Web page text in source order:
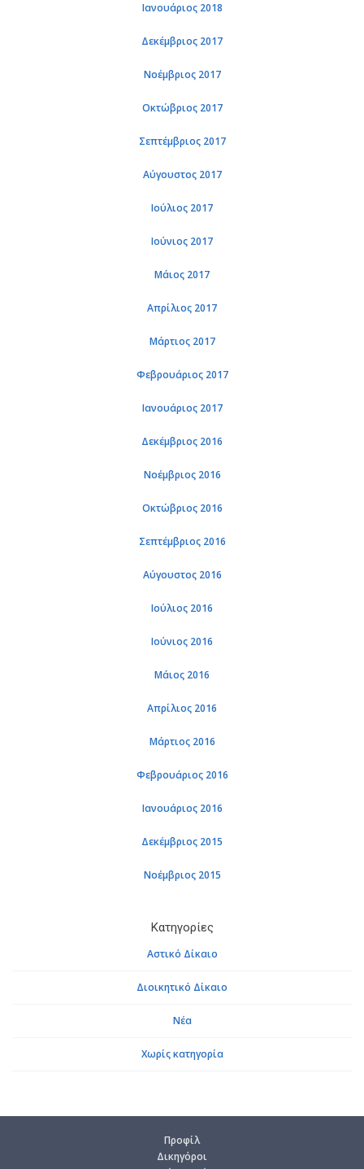
Ιανουάριος 2018
Δεκέμβριος 2017
Νοέμβριος 2017
Οκτώβριος 2017
Σεπτέμβριος 2017
Αύγουστος 2017
Ιούλιος 2017
Ιούνιος 2017
Μάιος 2017
Απρίλιος 2017
Μάρτιος 2017
Φεβρουάριος 2017
Ιανουάριος 2017
Δεκέμβριος 2016
Νοέμβριος 2016
Οκτώβριος 2016
Σεπτέμβριος 2016
Αύγουστος 2016
Ιούλιος 2016
Ιούνιος 2016
Μάιος 2016
Απρίλιος 2016
Μάρτιος 2016
Φεβρουάριος 2016
Ιανουάριος 2016
Δεκέμβριος 2015
Νοέμβριος 2015
Κατηγορίες
Αστικό Δίκαιο
Διοικητικό Δίκαιο
Νέα
Χωρίς κατηγορία
Προ­φίλ
Δι­κη­γό­ροι